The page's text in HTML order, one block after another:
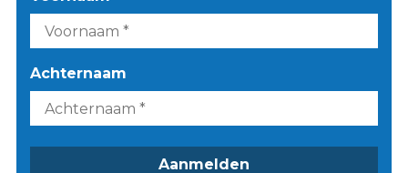
Achternaam